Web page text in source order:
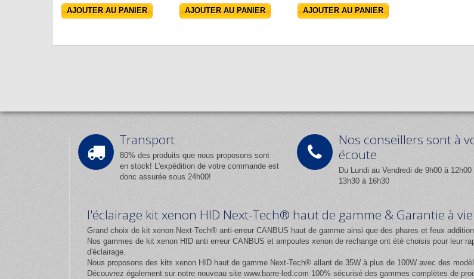
AJOUTER AU PANIER
AJOUTER AU PANIER
AJOUTER AU PANIER
Transport
80% des produits que nous proposons sont
en stock! L'expédition de votre commande est
donc assurée sous 24h00!
Nos conseillers sont à
écoute
Du Lundi au Vendredi de 9h00 à 12h00
13h30 à 16h30
l'éclairage kit xenon HID Next-Tech® haut de gamme & Garantie à vie
Grand choix de kit xenon Next-Tech® anti-erreur CANBUS haut de gamme ainsi que des phares et feux
Nos gammes de kit xenon HID anti erreur CANBUS et ampoules xenon de rechange ont été choisis pour leur
d'éclairage.
Nous proposons des kits xenon HID haut de gamme Next-Tech® allant de 35W à plus de 100W avec des
Découvrez également sur notre nouveau site www.barre-led.com 100% sécurisé des gammes complètes de